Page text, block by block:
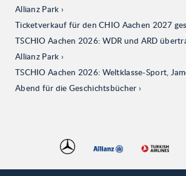
Allianz Park
Ticketverkauf für den CHIO Aachen 2027
TSCHIO Aachen 2026: WDR und ARD
Allianz Park
TSCHIO Aachen 2026: Weltklasse-Sport,
Abend für die Geschichtsbücher